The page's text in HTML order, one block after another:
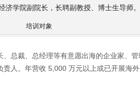
济学院副院长，长聘副教授、博士生导师。
培训对象
、总裁、总经理等有意愿出海的企业家、管
责人。年营收 5,000 万元以上或已开展海外